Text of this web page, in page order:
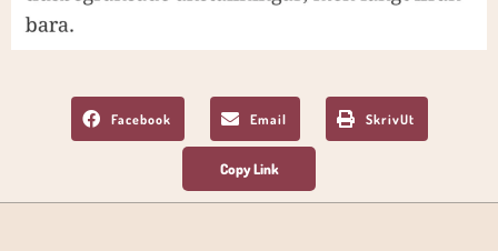
Facebook Email SkrivUt